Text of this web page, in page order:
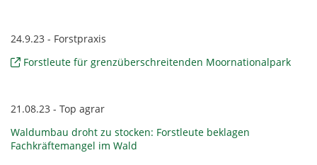
24.9.23 - Forstpraxis
Forstleute für grenzüberschreitenden Moornationalpark
21.08.23 - Top agrar
Waldumbau droht zu stocken: Forstleute beklagen
Fachkräftemangel im Wald